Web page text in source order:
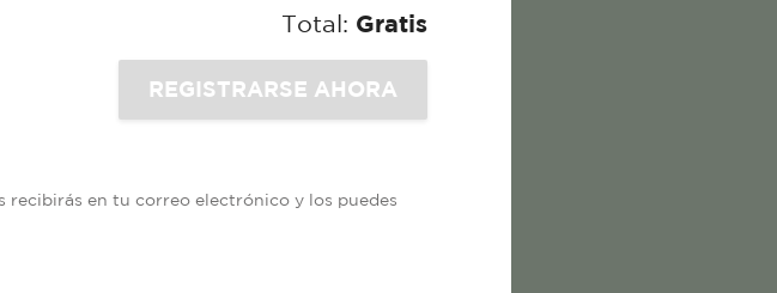
Total: Gratis
recibirás en tu correo electrónico y los puedes